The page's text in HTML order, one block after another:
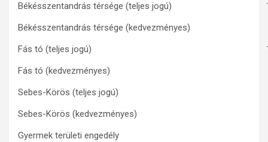
Békésszentandrás térsége (teljes jogú)
Békésszentandrás térsége (kedvezményes)
Fás tó (teljes jogú)
Fás tó (kedvezményes)
Sebes-Körös (teljes jogú)
Sebes-Körös (kedvezményes)
Gyermek területi engedély